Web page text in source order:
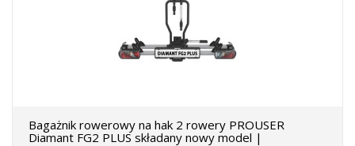
Bagażnik rowerowy na hak 2 rowery PROUSER
Diamant FG2 PLUS składany nowy model |